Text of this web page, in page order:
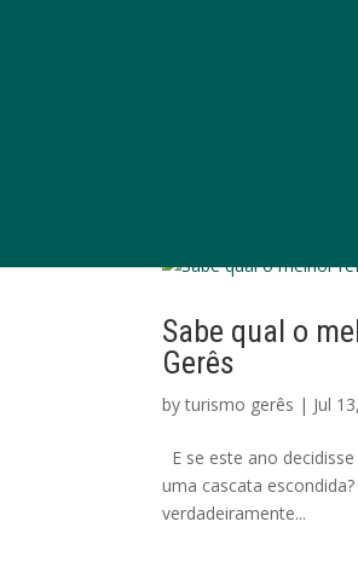
Sabe qual o
Gerês
byturismo gerês | Jul
E se este ano
uma cascata
verdadeiramente...